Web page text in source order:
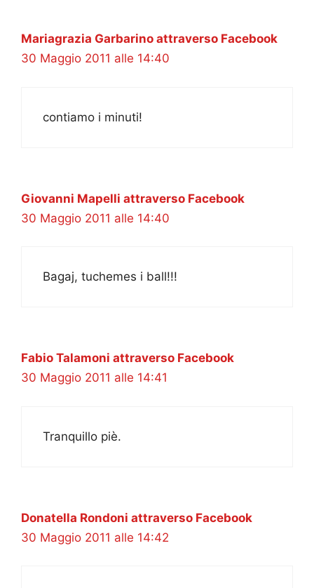
Mariagrazia Garbarino attraverso Facebook
30 Maggio 2011 alle 14:40
contiamo i minuti!
Giovanni Mapelli attraverso Facebook
30 Maggio 2011 alle 14:40
Bagaj, tuchemes i ball!!!
Fabio Talamoni attraverso Facebook
30 Maggio 2011 alle 14:41
Tranquillo piè.
Donatella Rondoni attraverso Facebook
30 Maggio 2011 alle 14:42